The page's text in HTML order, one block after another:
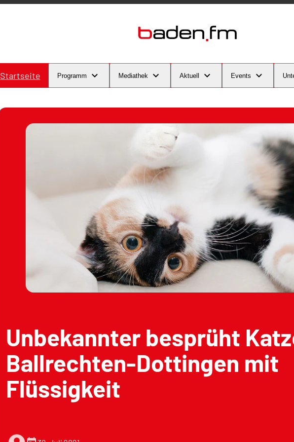
Startseite Programm Mediathek Aktuell Events
Unbekannter besprüht
Ballrechten-Dottingen mit
Flüssigkeit